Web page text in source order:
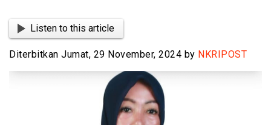
Listen to this article
Diterbitkan Jumat, 29 November, 2024 by NKRIPOST